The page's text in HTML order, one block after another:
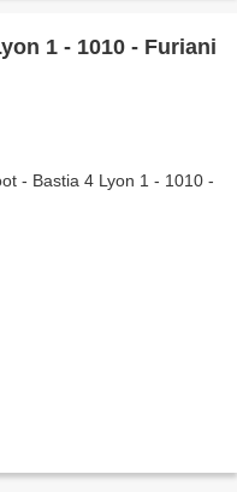
1 - 1010 - Furiani